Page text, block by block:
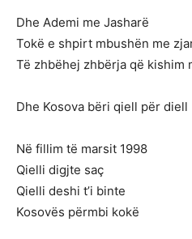
Dhe Ademi me Jasharë
Tokë e shpirt mbushën me
Të zhbëhej zhbërja që kishim
Dhe Kosova bëri qiell për diell
Në fillim të marsit 1998
Qielli digjte saç
Qielli deshi t’i binte
Kosovës përmbi kokë